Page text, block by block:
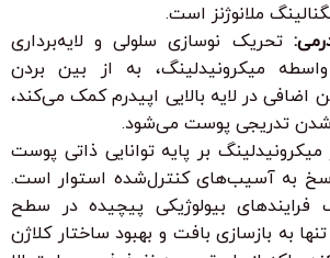
ملانوژنز است.
تحریک نوسازی سلولی و لایه‌برداری
میکرونیدلینگ، به از بین بردن
اضافی در لایه بالایی اپیدرم کمک می‌کند،
شدن تدریجی پوست می‌شود.
بر پایه توانایی ذاتی پوست
به آسیب‌های کنترل‌شده استوار است.
بیولوژیکی پیچیده در سطح
به بازسازی بافت و بهبود ساختار کلاژن